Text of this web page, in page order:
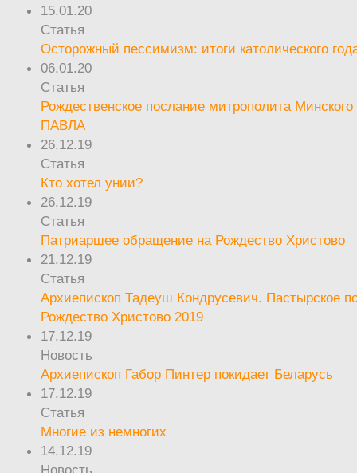
15.01.20
Статья
Осторожный пессимизм: итоги католического
06.01.20
Статья
Рождественское послание митрополита Минского
ПАВЛА
26.12.19
Статья
Кто хотел унии?
26.12.19
Статья
Патриаршее обращение на Рождество Христово
21.12.19
Статья
Архиепископ Тадеуш Кондрусевич. Пастырское
Рождество Христово 2019
17.12.19
Новость
Архиепископ Габор Пинтер покидает Беларусь
17.12.19
Статья
Многие из немногих
14.12.19
Новость